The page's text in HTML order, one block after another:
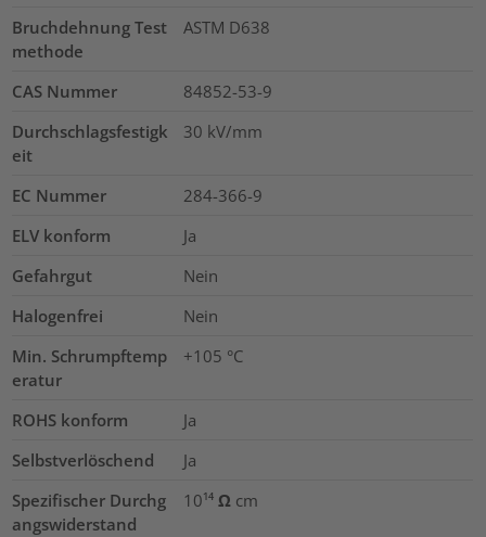
Bruchdehnung Test
methode
ASTM D638
CAS Nummer
84852-53-9
Durchschlagsfestigk
eit
30 kV/mm
EC Nummer
284-366-9
ELV konform
Ja
Gefahrgut
Nein
Halogenfrei
Nein
Min. Schrumpftemp
eratur
+105 °C
ROHS konform
Ja
Selbstverlöschend
Ja
Spezifischer Durchg
angswiderstand
10¹⁴ Ω cm